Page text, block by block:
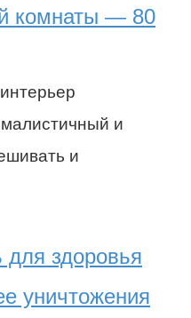
комнаты — 80
и
и
здоровья
уничтожения